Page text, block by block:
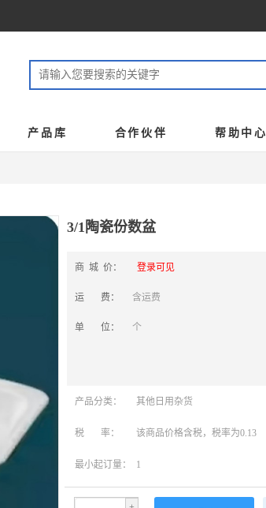
产品库 合作伙伴 帮助中心
3/1陶瓷份数盆
商 城 价： 登录可见
运 费： 含运费
单 位： 个
产品分类： 其他日用杂货
税 率： 该商品价格含税，税率为0.13
最小起订量： 1